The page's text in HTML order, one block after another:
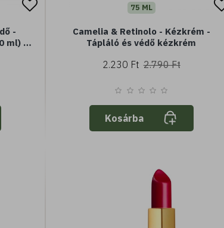
-
ml) -
75 ML
Camelia & Retinolo - Kézkrém -
Tápláló és védő kézkrém
2.230 Ft 2.790 Ft
Kosárba